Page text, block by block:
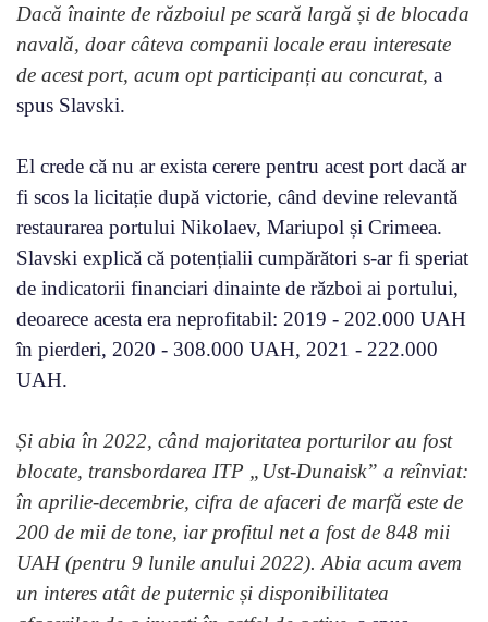
Dacă înainte de războiul pe scară largă și de blocada
navală, doar câteva companii locale erau interesate
de acest port, acum opt participanți au concurat, a
spus Slavski.
El crede că nu ar exista cerere pentru acest port dacă ar
fi scos la licitație după victorie, când devine relevantă
restaurarea portului Nikolaev, Mariupol și Crimeea.
Slavski explică că potențialii cumpărători s-ar fi speriat
de indicatorii financiari dinainte de război ai portului,
deoarece acesta era neprofitabil: 2019 - 202.000 UAH
în pierderi, 2020 - 308.000 UAH, 2021 - 222.000
UAH.
Și abia în 2022, când majoritatea porturilor au fost
blocate, transbordarea ITP „Ust-Dunaisk” a reînviat:
în aprilie-decembrie, cifra de afaceri de marfă este de
200 de mii de tone, iar profitul net a fost de 848 mii
UAH (pentru 9 lunile anului 2022). Abia acum avem
un interes atât de puternic și disponibilitatea